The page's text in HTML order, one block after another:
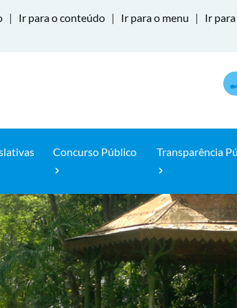
| Ir para o conteúdo | Ir para o menu |
Ir para
Concurso Público Transparência